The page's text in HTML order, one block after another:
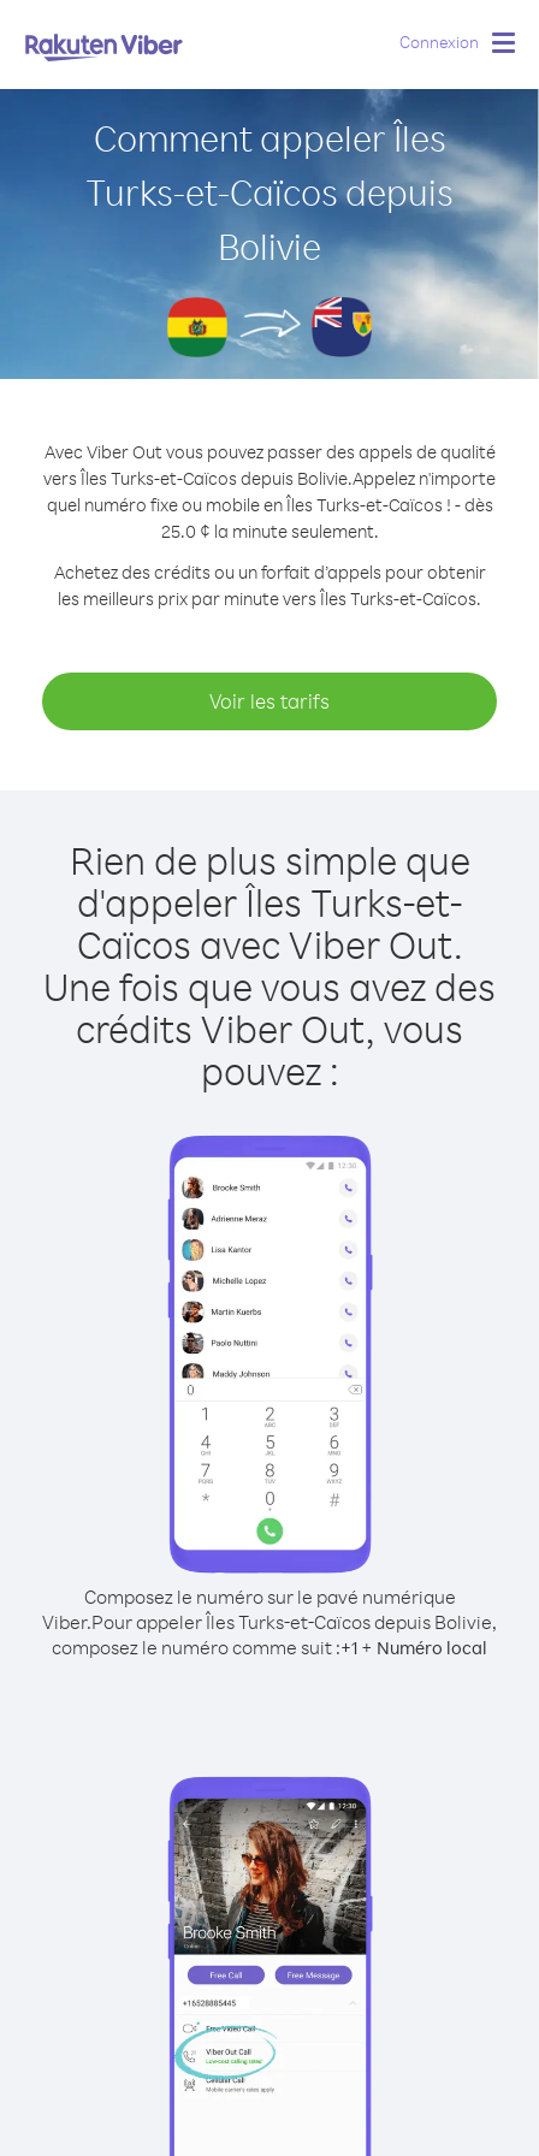
Connexion
Comment appeler Îles
Turks-et-Caïcos depuis
Bolivie
Avec Viber Out vous pouvez passer des appels de qualité
vers Îles Turks-et-Caïcos depuis Bolivie.Appelez n'importe
quel numéro fixe ou mobile en Îles Turks-et-Caïcos ! - dès
25.0 ¢ la minute seulement.
Achetez des crédits ou un forfait d’appels pour obtenir
les meilleurs prix par minute vers Îles Turks-et-Caïcos.
Voir les tarifs
Rien de plus simple que
d'appeler Îles Turks-et-
Caïcos avec Viber Out.
Une fois que vous avez des
crédits Viber Out, vous
pouvez :
Composez le numéro sur le pavé numérique
Viber.Pour appeler Îles Turks-et-Caïcos depuis Bolivie,
composez le numéro comme suit :+1 + Numéro local